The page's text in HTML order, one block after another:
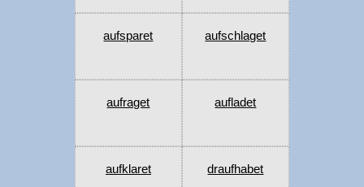
aufsparet aufschlaget
aufraget aufladet
aufklaret draufhabet